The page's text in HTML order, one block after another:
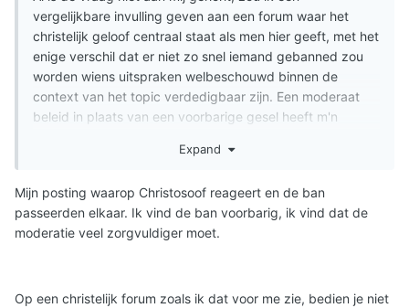
vergelijkbare invulling geven aan een forum waar het
christelijk geloof centraal staat als men hier geeft, met het
enige verschil dat er niet zo snel iemand gebanned zou
worden wiens uitspraken welbeschouwd binnen de
context van het topic verdedigbaar zijn. Een moderaat
beleid in plaats van een voorbarige gesel heeft m'n
Expand
Mijn posting waarop Christosoof reageert en de ban
passeerden elkaar. Ik vind de ban voorbarig, ik vind dat de
moderatie veel zorgvuldiger moet.
Op een christelijk forum zoals ik dat voor me zie, bedien je niet